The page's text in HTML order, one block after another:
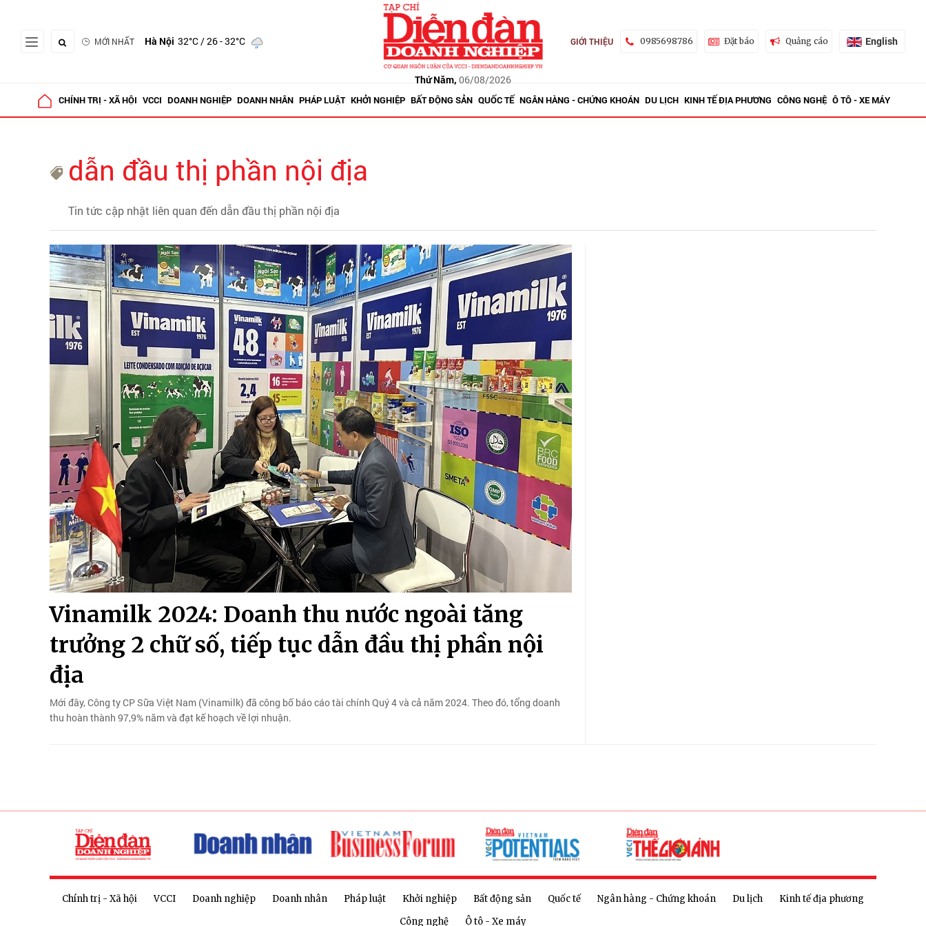
MỚI NHẤT Hà Nội 32°C/ 26 - 32°C
Thứ Năm, 06/08/2026
GIỚI THIỆU 0985698786 Đặt báo Quảng cáo English
CHÍNH TRỊ - XÃ HỘI VCCI DOANH NGHIỆP DOANH NHÂN PHÁP LUẬT KHỞI NGHIỆP BẤT ĐỘNG SẢN QUỐC TẾ NGÂN HÀNG - CHỨNG KHOÁN DU LỊCH KINH TẾ ĐỊA PHƯƠNG CÔNG NGHỆ Ô TÔ - XE MÁY
dẫn đầu thị phần nội địa
Tin tức cập nhật liên quan đến dẫn đầu thị phần nội địa
Vinamilk 2024: Doanh thu nước ngoài tăng
trưởng 2 chữ số, tiếp tục dẫn đầu thị phần nội
địa
Mới đây, Công ty CP Sữa Việt Nam (Vinamilk) đã công bố báo cáo tài chính Quý 4 và cả năm 2024. Theo đó, tổng doanh
thu hoàn thành 97,9% năm và đạt kế hoạch về lợi nhuận.
Chính trị - Xã hội VCCI Doanh nghiệp Doanh nhân Pháp luật Khởi nghiệp Bất động sản Quốc tế Ngân hàng - Chứng khoán Du lịch
Kinh tế địa phương
Công nghệ
Ô tô - Xe máy